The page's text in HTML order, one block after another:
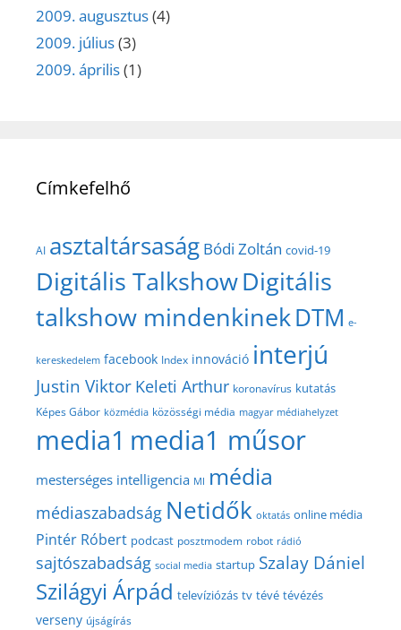
2009. augusztus(4)
2009. július(3)
2009. április(1)
Címkefelhő
AI asztaltársaság Bódi Zoltán covid-19
Digitális TalkshowDigitális
talkshow mindenkinekDTM e-
kereskedelem facebook Index innováció interjú
Justin Viktor Keleti Arthur koronavírus kutatás
Képes Gábor közmédia közösségi média magyar médiahelyzet
media1 media1 műsor
mesterséges intelligencia MI média
médiaszabadság Netidők oktatás online média
Pintér Róbert podcast posztmodem robot rádió
sajtószabadság social media startup Szalay Dániel
Szilágyi Árpád televíziózás tv tévé tévézés
verseny újságírás